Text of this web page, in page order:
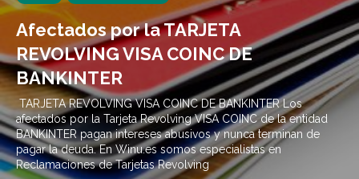
Afectados por la TARJETA
REVOLVING VISA COINC DE
BANKINTER
TARJETA REVOLVING VISA COINC DE BANKINTER Los
afectados por la Tarjeta Revolving VISA COINC de la entidad
BANKINTER pagan intereses abusivos y nunca terminan de
pagar la deuda. En Winu.es somos especialistas en
Reclamaciones de Tarjetas Revolving